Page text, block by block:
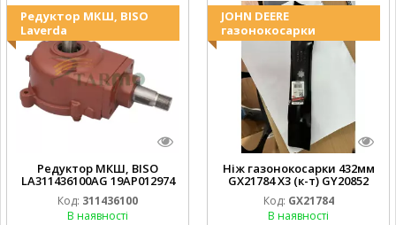
Редуктор МКШ, BISO
Laverda
Редуктор МКШ, BISO
LA311436100AG 19AP012974
Laverda EMNIYET
Код: 311436100
В наявності
JOHN DEERE
газонокосарки
Ніж газонокосарки 432мм
GX21784 X3 (к-т) GY20852
AM137757 AM141035
Код: GX21784
В наявності